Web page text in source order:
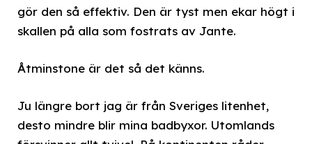
gör den så effektiv. Den är tyst men ekar högt i
skallen på alla som fostrats av Jante.
Åtminstone är det så det känns.
Ju längre bort jag är från Sveriges litenhet,
desto mindre blir mina badbyxor. Utomlands